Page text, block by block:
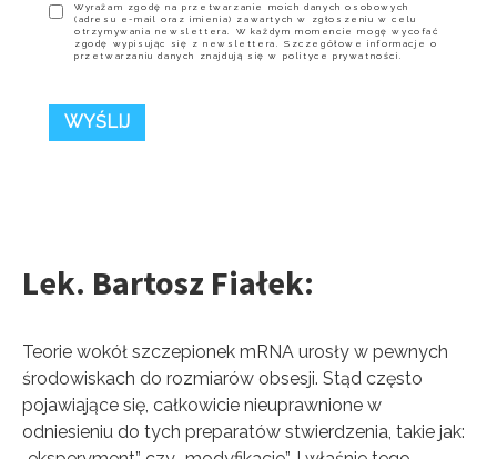
Wyrażam zgodę na przetwarzanie moich danych osobowych
(adresu e-mail oraz imienia) zawartych w zgłoszeniu w celu
otrzymywania newslettera. W każdym momencie mogę wycofać
zgodę wypisując się z newslettera. Szczegółowe informacje o
przetwarzaniu danych znajdują się w polityce prywatności.
Lek. Bartosz Fiałek:
Teorie wokół szczepionek mRNA urosły w pewnych
środowiskach do rozmiarów obsesji. Stąd często
pojawiające się, całkowicie nieuprawnione w
odniesieniu do tych preparatów stwierdzenia, takie jak: